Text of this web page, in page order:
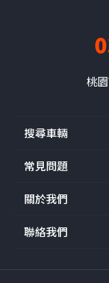
桃
搜尋車輛
常見問題
關於我們
聯絡我們